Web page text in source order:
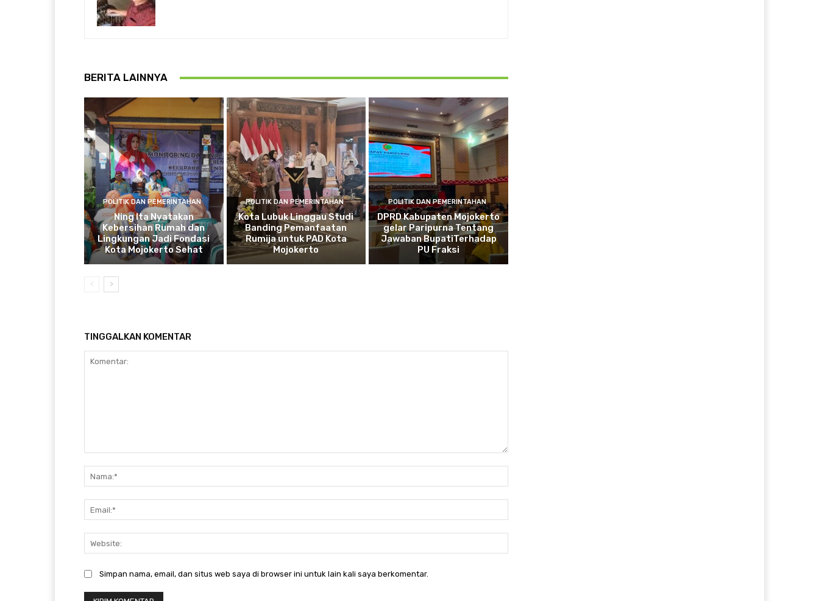
BERITA LAINNYA
POLITIK DAN PEMERINTAHAN
Ning Ita Nyatakan
Kebersihan Rumah dan
Lingkungan Jadi Fondasi
Kota Mojokerto Sehat
POLITIK DAN PEMERINTAHAN
Kota Lubuk Linggau Studi
Banding Pemanfaatan
Rumija untuk PAD Kota
Mojokerto
POLITIK DAN PEMERINTAHAN
DPRD Kabupaten Mojokerto
gelar Paripurna Tentang
Jawaban BupatiTerhadap
PU Fraksi
TINGGALKAN KOMENTAR
Simpan nama, email, dan situs web saya di browser ini untuk lain kali saya berkomentar.